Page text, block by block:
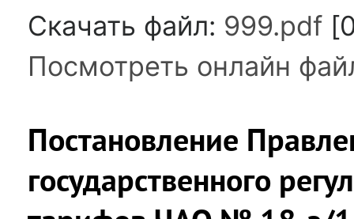
Скачать файл: 999.pdf
Посмотреть онлайн
Постановление
государственного